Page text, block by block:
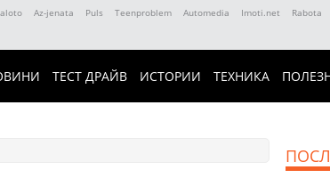
Az-jenata Puls Teenproblem Automedia Imoti.net Rabota
ТЕСТ ДРАЙВ ИСТОРИИ ТЕХНИКА